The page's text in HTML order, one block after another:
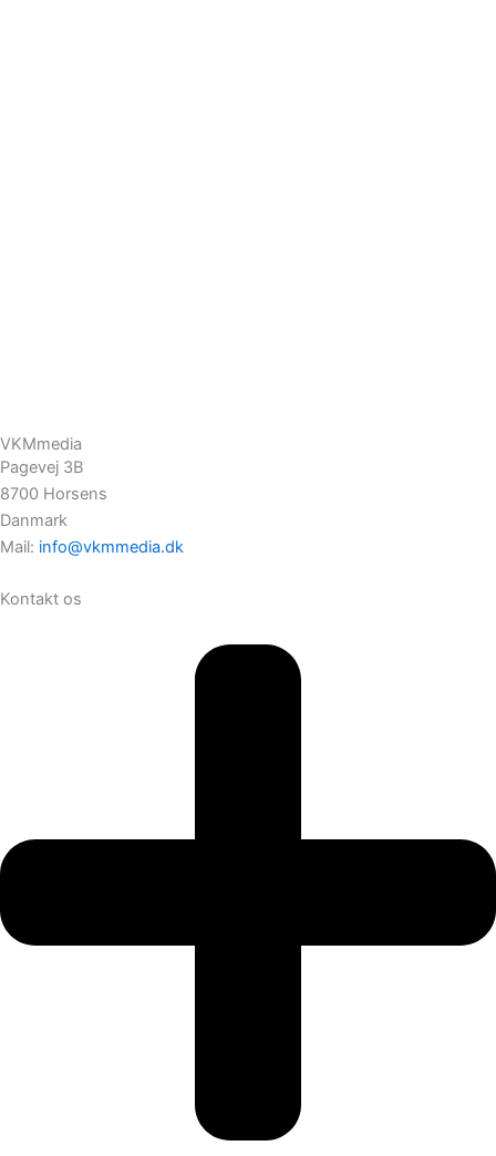
VKMmedia
Pagevej 3B
8700 Horsens
Danmark
Mail: info@vkmmedia.dk
Kontakt os